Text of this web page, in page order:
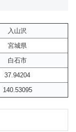
入山沢
宮城県
白石市
37.94204
140.53095